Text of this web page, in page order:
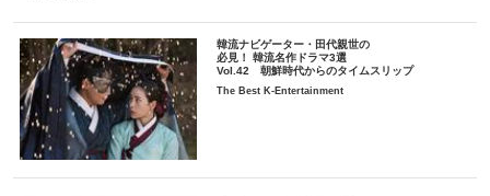
韓流ナビゲーター・田代親世の
必見！ 韓流名作ドラマ3選
Vol.42 朝鮮時代からのタイムスリップ
The Best K-Entertainment